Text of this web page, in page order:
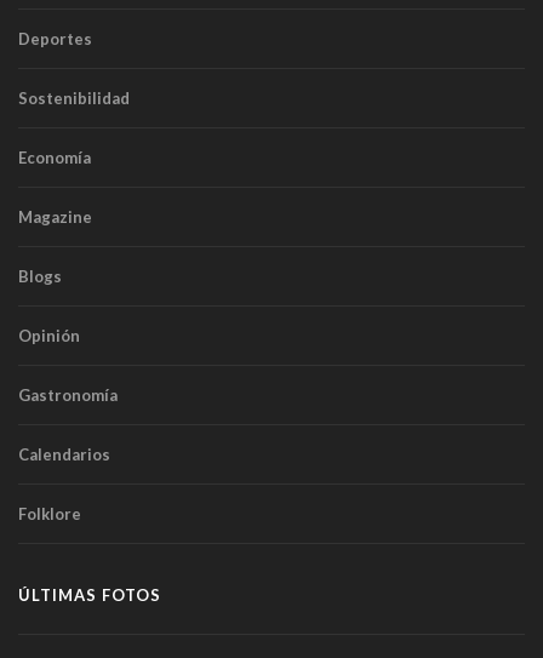
Deportes
Sostenibilidad
Economía
Magazine
Blogs
Opinión
Gastronomía
Calendarios
Folklore
ÚLTIMAS FOTOS